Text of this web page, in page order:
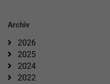
Archiv
2026
2025
2024
2022